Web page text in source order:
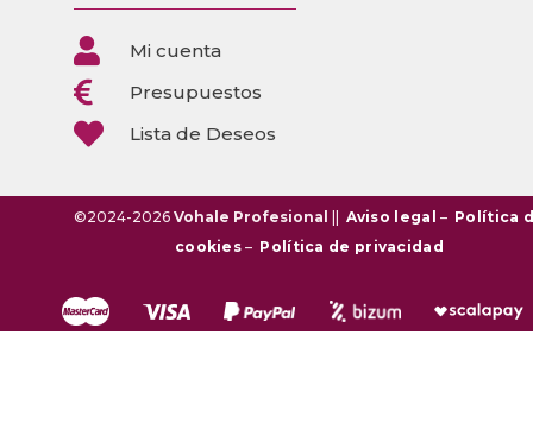
 Mi cuenta
 Presupuestos
 Lista de Deseos
©2024-2026 Vohale Profesional Aviso legal – Política
cookies– Política de privacidad